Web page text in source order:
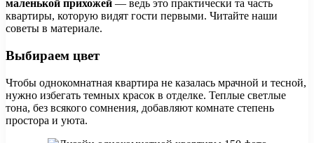
маленькой прихожей — ведь это практически та часть
квартиры, которую видят гости первыми. Читайте наши
советы в материале.
Выбираем цвет
Чтобы однокомнатная квартира не казалась мрачной и тесной,
нужно избегать темных красок в отделке. Теплые светлые
тона, без всякого сомнения, добавляют комнате степень
простора и уюта.